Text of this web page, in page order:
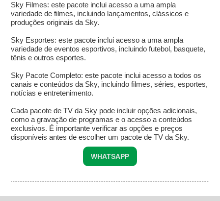
Sky Filmes: este pacote inclui acesso a uma ampla
variedade de filmes, incluindo lançamentos, clássicos e
produções originais da Sky.
Sky Esportes: este pacote inclui acesso a uma ampla
variedade de eventos esportivos, incluindo futebol, basquete,
tênis e outros esportes.
Sky Pacote Completo: este pacote inclui acesso a todos os
canais e conteúdos da Sky, incluindo filmes, séries, esportes,
notícias e entretenimento.
Cada pacote de TV da Sky pode incluir opções adicionais,
como a gravação de programas e o acesso a conteúdos
exclusivos. É importante verificar as opções e preços
disponíveis antes de escolher um pacote de TV da Sky.
WHATSAPP